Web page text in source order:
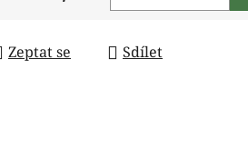
Zeptat se Sdílet